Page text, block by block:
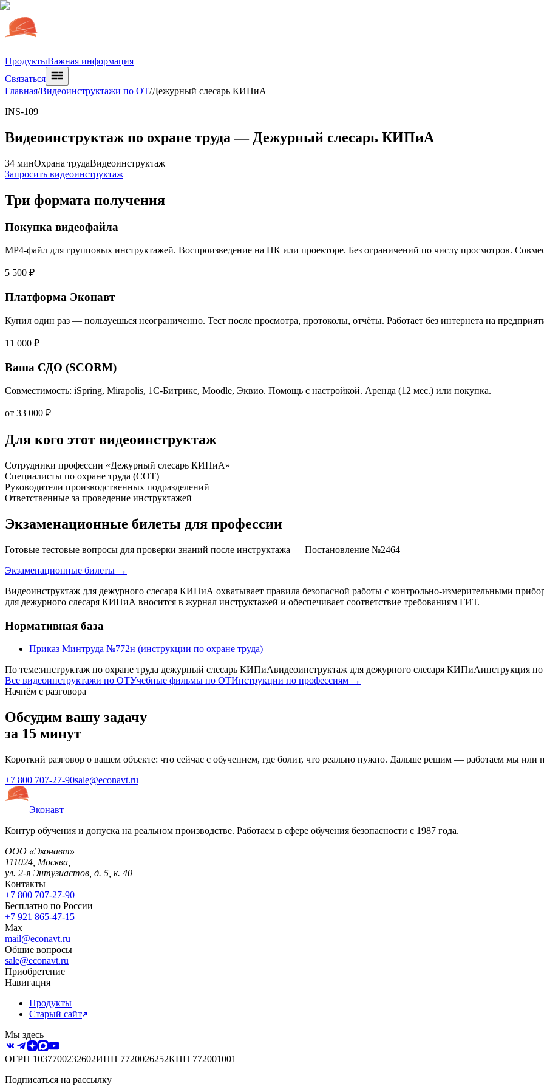
ПродуктыВажная информация
Связаться
Главная/Видеоинструктажи по ОТ/Дежурный слесарь КИПиА
INS-109
Видеоинструктаж по охране труда — Дежурный слесарь КИПиА
34 минОхрана трудаВидеоинструктаж
Запросить видеоинструктаж
Три формата получения
Покупка видеофайла
MP4-файл для групповых инструктажей. Воспроизведение на ПК или проекторе. Без ограничений по числу просмотров.
5 500 ₽
Платформа Эконавт
Купил один раз — пользуешься неограниченно. Тест после просмотра, протоколы, отчёты. Работает без интернета на
11 000 ₽
Ваша СДО (SCORM)
Совместимость: iSpring, Mirapolis, 1С-Битрикс, Moodle, Эквио. Помощь с настройкой. Аренда (12 мес.) или покупка.
от 33 000 ₽
Для кого этот видеоинструктаж
Сотрудники профессии «Дежурный слесарь КИПиА»
Специалисты по охране труда (СОТ)
Руководители производственных подразделений
Ответственные за проведение инструктажей
Экзаменационные билеты для профессии
Готовые тестовые вопросы для проверки знаний после инструктажа — Постановление №2464
Экзаменационные билеты →
Видеоинструктаж для дежурного слесаря КИПиА охватывает правила безопасной работы с контрольно-измерительными
для дежурного слесаря КИПиА вносится в журнал инструктажей и обеспечивает соответствие требованиям ГИТ.
Нормативная база
Приказ Минтруда №772н (инструкции по охране труда)
По теме:инструктаж по охране труда дежурный слесарь КИПиАвидеоинструктаж для дежурного слесаря КИПиАинструкция
Все видеоинструктажи по ОТУчебные фильмы по ОТИнструкции по профессиям →
Начнём с разговора
Обсудим вашу задачу
за 15 минут
Короткий разговор о вашем объекте: что сейчас с обучением, где болит, что реально нужно. Дальше решим — работаем мы или
+7 800 707-27-90sale@econavt.ru
Эконавт
Контур обучения и допуска на реальном производстве. Работаем в сфере обучения безопасности с 1987 года.
ООО «Эконавт»
111024 Москва
ул. 2-я Энтузиастов, д. 5, к. 40
Контакты
+7 800 707-27-90
Бесплатно по России
+7 921 865-47-15
Max
mail@econavt.ru
Общие вопросы
sale@econavt.ru
Приобретение
Навигация
Продукты
Старый сайт
Мы здесь
ОГРН 1037700232602ИНН 7720026252КПП 772001001
Подписаться на рассылку